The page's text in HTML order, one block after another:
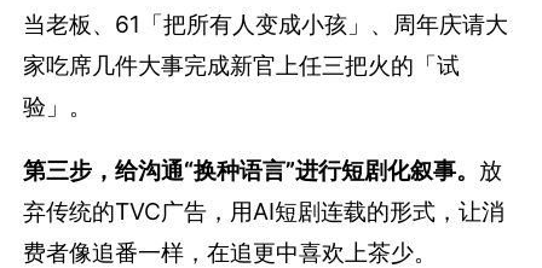
当老板、61「把所有人变成小孩」、周年庆请大
家吃席几件大事完成新官上任三把火的「试
验」。
第三步，给沟通“换种语言”进行短剧化叙事。 放
弃传统的TVC广告，用AI短剧连载的形式，让消
费者像追番一样，在追更中喜欢上茶少。